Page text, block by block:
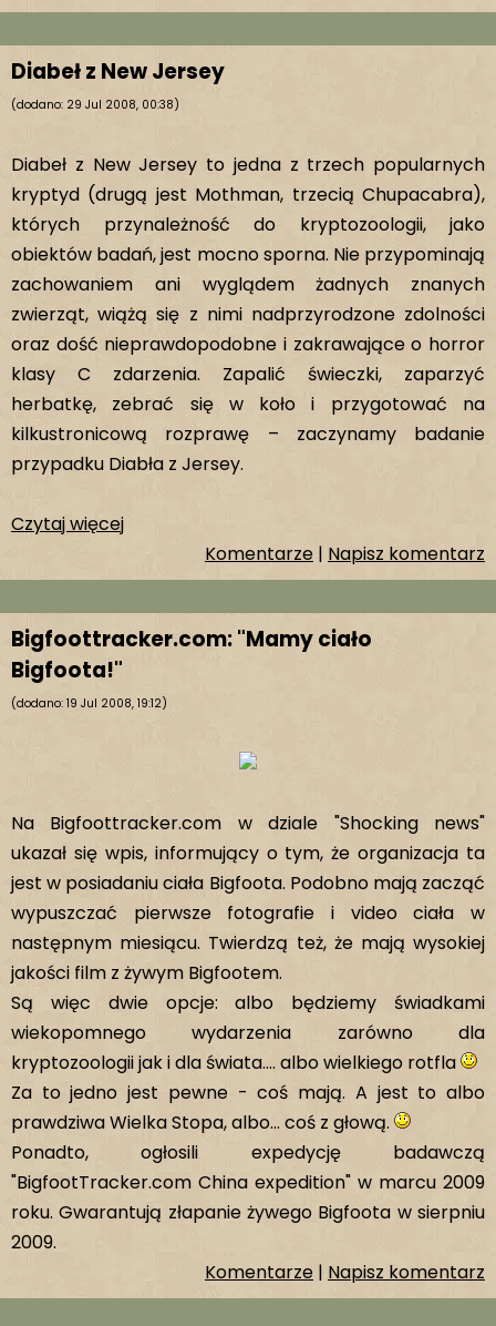
Diabeł z New Jersey
(dodano: 29 Jul 2008, 00:38)
Diabeł z New Jersey to jedna z trzech popularnych
kryptyd (drugą jest Mothman, trzecią Chupacabra),
których przynależność do kryptozoologii, jako
obiektów badań, jest mocno sporna. Nie przypominają
zachowaniem ani wyglądem żadnych znanych
zwierząt, wiążą się z nimi nadprzyrodzone zdolności
oraz dość nieprawdopodobne i zakrawające o horror
klasy C zdarzenia. Zapalić świeczki, zaparzyć
herbatkę, zebrać się w koło i przygotować na
kilkustronicową rozprawę – zaczynamy badanie
przypadku Diabła z Jersey.
Czytaj więcej
Komentarze | Napisz komentarz
Bigfoottracker.com: "Mamy ciało
Bigfoota!"
(dodano: 19 Jul 2008, 19:12)
Na Bigfoottracker.com w dziale "Shocking news"
ukazał się wpis, informujący o tym, że organizacja ta
jest w posiadaniu ciała Bigfoota. Podobno mają zacząć
wypuszczać pierwsze fotografie i video ciała w
następnym miesiącu. Twierdzą też, że mają wysokiej
jakości film z żywym Bigfootem.
Są więc dwie opcje: albo będziemy świadkami
wiekopomnego wydarzenia zarówno dla
kryptozoologii jak i dla świata.... albo wielkiego rotfla
Za to jedno jest pewne - coś mają. A jest to albo
prawdziwa Wielka Stopa, albo... coś z głową.
Ponadto, ogłosili expedycję badawczą
"BigfootTracker.com China expedition" w marcu 2009
roku. Gwarantują złapanie żywego Bigfoota w sierpniu
2009.
Komentarze | Napisz komentarz